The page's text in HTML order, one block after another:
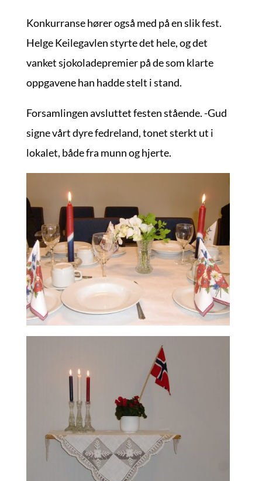
Konkurranse hører også med på en slik fest.
Helge Keilegavlen styrte det hele, og det
vanket sjokoladepremier på de som klarte
oppgavene han hadde stelt i stand.
Forsamlingen avsluttet festen stående. -Gud
signe vårt dyre fedreland, tonet sterkt ut i
lokalet, både fra munn og hjerte.